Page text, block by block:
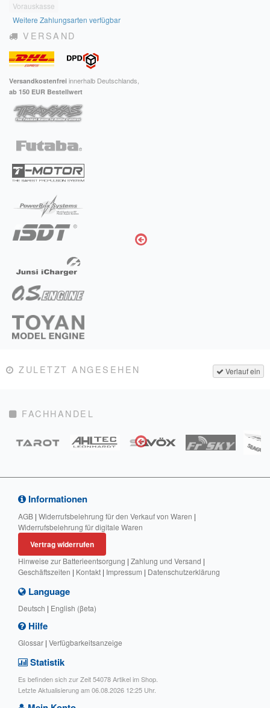
Vorauskasse
Weitere Zahlungsarten verfügbar
VERSAND
Versandkostenfrei innerhalb Deutschlands,
ab 150 EUR Bestellwert
Verlauf ein
ZULETZT ANGESEHEN
FACHHANDEL
Informationen
AGB | Widerrufsbelehrung für den Verkauf von Waren |
Widerrufsbelehrung für digitale Waren
Vertrag widerrufen
Hinweise zur Batterieentsorgung | Zahlung und Versand |
Geschäftszeiten | Kontakt | Impressum | Datenschutzerklärung
Language
Deutsch | English (βeta)
Hilfe
Glossar | Verfügbarkeitsanzeige
Statistik
Es befinden sich zur Zeit 54078 Artikel im Shop.
Letzte Aktualisierung am 06.08.2026 12:25 Uhr.